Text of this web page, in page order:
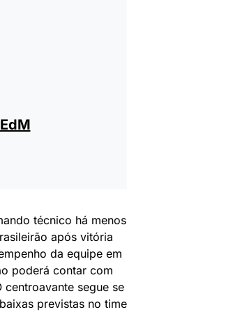
técnico há menos
após vitória
da equipe em
poderá contar com
segue se
previstas no time